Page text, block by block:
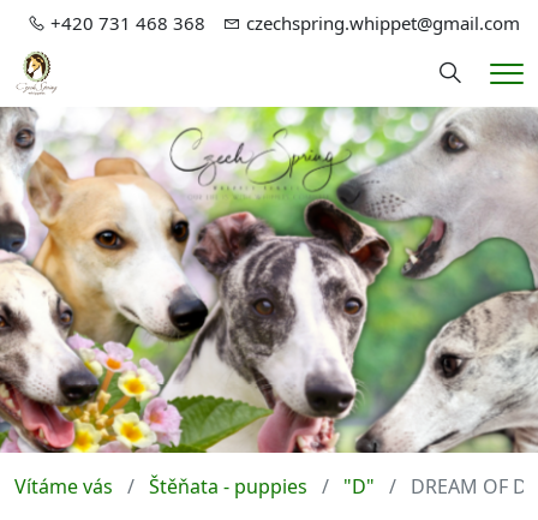
+420 731 468 368 czechspring.whippet@gmail.com
Hledání
Vítáme vás Štěňata - puppies "D"
DREAM OF